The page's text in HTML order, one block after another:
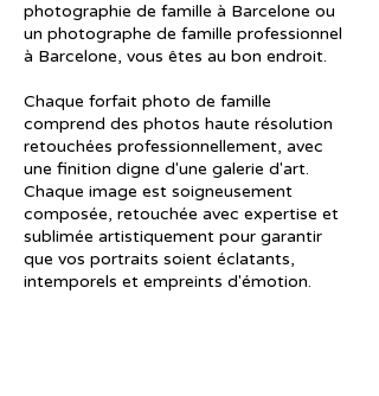
photographie de famille à Barcelone ou
un photographe de famille professionnel
à Barcelone, vous êtes au bon endroit.
Chaque forfait photo de famille
comprend des photos haute résolution
retouchées professionnellement, avec
une finition digne d'une galerie d'art.
Chaque image est soigneusement
composée, retouchée avec expertise et
sublimée artistiquement pour garantir
que vos portraits soient éclatants,
intemporels et empreints d'émotion.